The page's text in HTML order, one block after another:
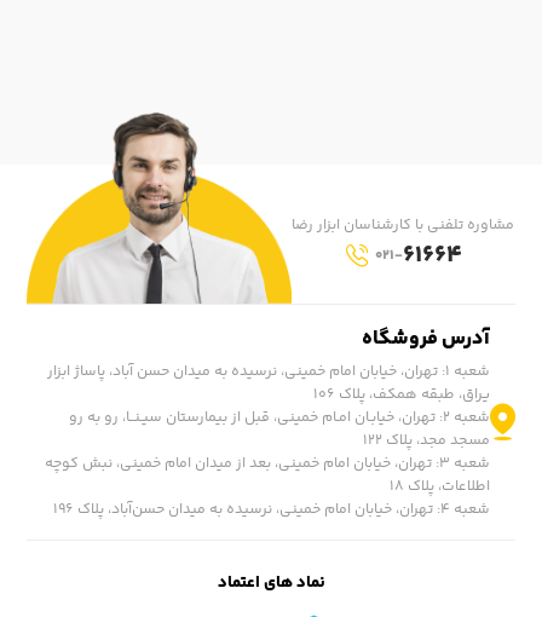
آدرس فروشگاه
شعبه ۱: تهران، خیابان امام خمینی، نرسیده به میدان حسن آباد، پاساژ ابزار
یراق، طبقه همکف، پلاک ۱۰۶
شعبه ۲: تهران، خیابـان امـام خمینی، قبل از بیمارستان سیـنــا، رو به رو
مسجد مجد، پلاک ۱۲۲
شعبه ۳: تهران، خیابان امام خمینی، بعد از میدان امام خمینی، نبش کوچه
اطلاعات، پلاک ۱۸
شعبه ۴: تهران، خیابان امام خمینی، نرسیده به میدان حسن‌آباد، پلاک ١۹۶
مشاوره تلفنی با کارشناسان ابزار رضا
021-61664
نماد های اعتماد